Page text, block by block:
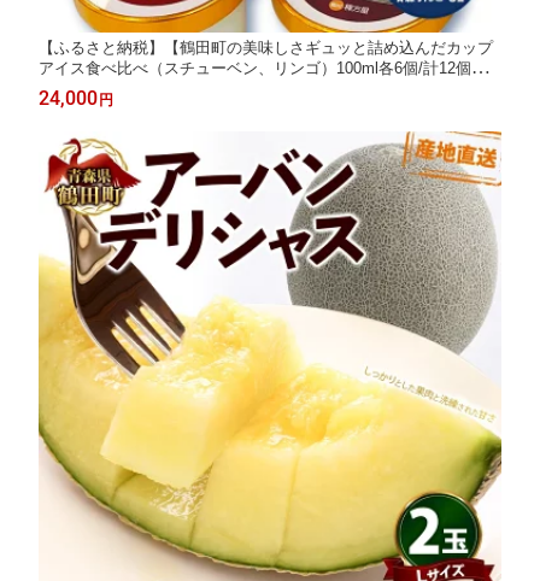
【ふるさと納税】【鶴田町の美味しさギュッと詰め込んだカップ
アイス食べ比べ（スチューベン、リンゴ）100ml各6個/計12個】
お菓子 ラクトアイス 青森県 鶴田町
24,000円